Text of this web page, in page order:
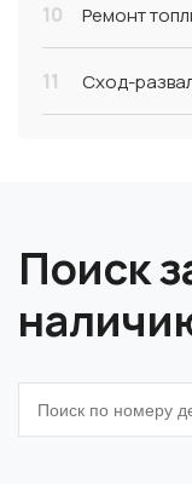
10 Ремонт
11 Сход-
Поиск